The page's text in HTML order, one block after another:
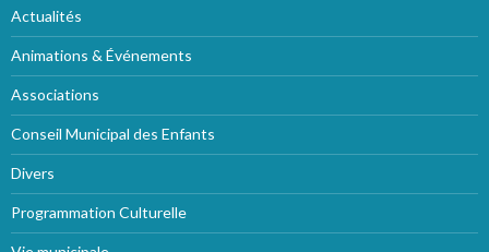
Actualités
Animations & Événements
Associations
Conseil Municipal des Enfants
Divers
Programmation Culturelle